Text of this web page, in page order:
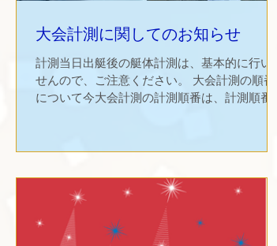
大会計測に関してのお知らせ
計測当日出艇後の艇体計測は、基本的に行いま
せんので、ご注意ください。 大会計測の順番
について今大会計測の計測順番は、計測順番記
時間はおよそ７分単位で区切られ、１4日は約